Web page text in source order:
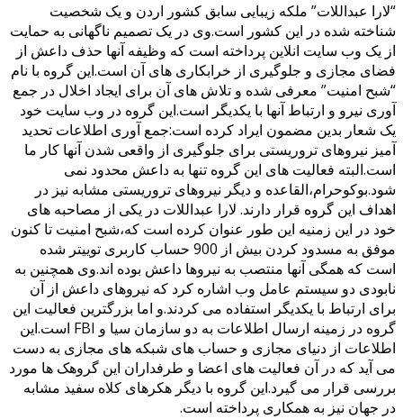
“لارا عبداللات” ملکه زیبایی سابق کشور اردن و یک شخصیت
شناخته شده در این کشور است.وی در یک تصمیم ناگهانی به حمایت
از یک وب سایت انلاین پرداخته است که وظیفه آنها حذف داعش از
فضای مجازی و جلوگیری از خرابکاری های آن است.این گروه با نام
“شبح امنیت” معرفی شده و تلاش های آن برای ایجاد اخلال در جمع
آوری نیرو و ارتباط آنها با یکدیگر است.این گروه در وب سایت خود
یک شعار بدین مضمون ایراد کرده است:جمع آوری اطلاعات تحدید
آمیز نیروهای تروریستی برای جلوگیری از واقعی شدن آنها کار ما
است.البته فعالیت های این گروه تنها به داعش محدود نمی
شود.بوکوحرام،القاعده و دیگر نیروهای تروریستی مشابه نیز در
اهداف این گروه قرار دارند. لارا عبداللات در یکی از مصاحبه های
خود در این زمنیه این طور عنوان کرده است که،شبح امنیت تا کنون
موفق به مسدود کردن بیش از 900 حساب کاربری توییتر شده
است که همگی آنها منتصب به نیروها داعش بوده اند.وی همچنین به
نابودی دو سیستم عامل وب اشاره کرد که نیروهای داعش از آن
برای ارتباط با یکدیگر استفاده می کردند.و اما بزرگترین فعالیت این
گروه در زمینه ارسال اطلاعات به دو سازمان سیا و FBI است.این
اطلاعات از دنیای مجازی و حساب های شبکه های مجازی به دست
می آید که در آن فعالیت های اعضا و طرفداران این گروهک ها مورد
بررسی قرار می گیرد.این گروه با دیگر هکرهای کلاه سفید مشابه
در جهان نیز به همکاری پرداخته است.